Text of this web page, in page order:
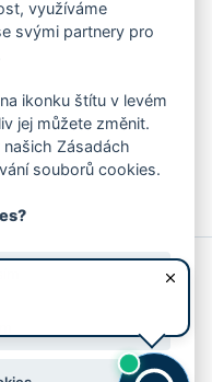
rozhlas
mailu upozornění na
a sportovní akce?
o používání cookies
využíváme
svými partnery pro
ikonku štítu v levém
jej můžete změnit.
Zásadách
souborů cookies.